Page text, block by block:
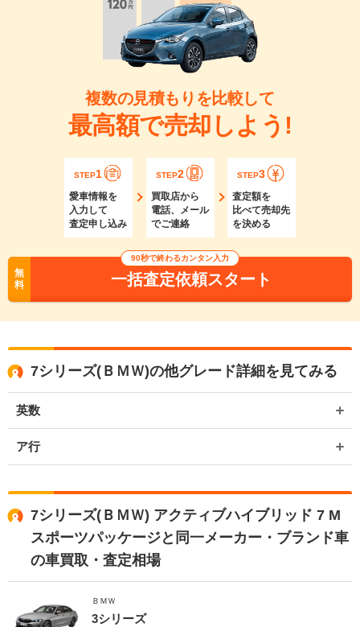
複数の見積もりを比較して
最高額で売却しよう!
STEP1
愛車情報を
入力して
査定申し込み
STEP2
買取店から
電話、メール
でご連絡
STEP3
査定額を
比べて売却先
を決める
無
料
90秒で終わるカンタン入力
一括査定依頼スタート
7シリーズ(ＢＭＷ)の他グレード詳細を見てみる
英数
ア行
7シリーズ(ＢＭＷ) アクティブハイブリッド 7 M
スポーツパッケージと同一メーカー・ブランド車
の車買取・査定相場
ＢＭＷ
3シリーズ